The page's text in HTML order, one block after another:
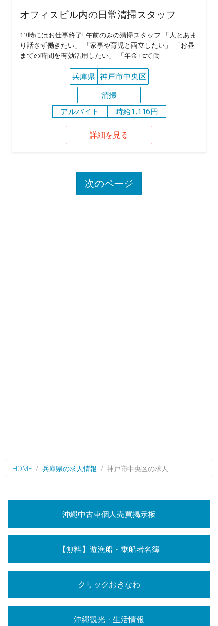
オフィスビル内の日常清掃スタッフ
13時にはお仕事終了! 午前のみの清掃スタッフ 「人とあま
り話さず働きたい」 「家事や育児と両立したい」 「お昼
までの時間を有効活用したい」 「年金+αで働
兵庫県 神戸市中央区
清掃
アルバイト
時給1,116円
詳細を見る
次のページ
HOME 兵庫県の求人情報 神戸市中央区の求人
沖縄中古車個人売買掲示板
【無料】遊漁船・乗船者名簿
クリックおきなわ
沖縄観光・生活情報